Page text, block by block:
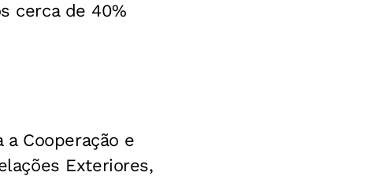
cerca de 40%
Cooperação e
Exteriores,